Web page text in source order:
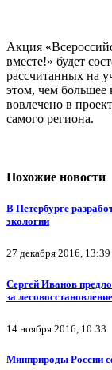
Акция
вместе!» будет
рассчитанных на
этом, чем большее
вовлечено в
самого региона.
Похожие новости
В Петербурге
экологии
27 декабря 2016, 13:39
Сергей Иванов
за
14 ноября 2016, 10:33
Минприроды России